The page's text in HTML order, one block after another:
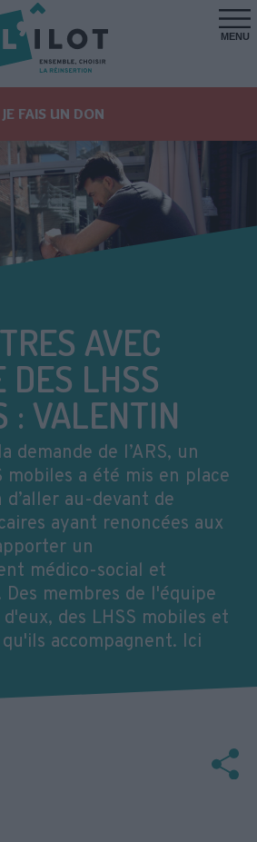
MENU
JE FAIS UN DON
AVEC
DES LHSS
: VALENTIN
demande de l’ARS, un
mobiles a été mis en place
d’aller au-devant de
ayant renoncées aux
un
médico-social et
Des membres de l'équipe
des LHSS mobiles et
accompagnent. Ici